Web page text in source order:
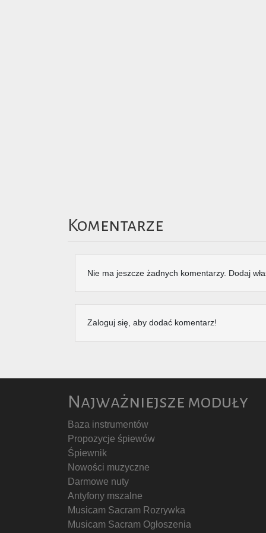
Komentarze
Nie ma jeszcze żadnych komentarzy. Dodaj
Zaloguj się, aby dodać komentarz!
Najważniejsze moduły
Baza instrumentów
Propozycje śpiewów
Śpiewnik
Nowości muzyczne
Darmowe nuty
Antyfony mszalne
Musicam Sacram Rozrywka
Musicam Sacram Ogłoszenia